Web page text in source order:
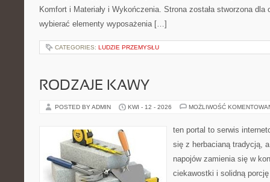
Komfort i Materiały i Wykończenia. Strona została stworzona
wybierać elementy wyposażenia […]
CATEGORIES: LUDZIE PRZEMYSŁU
RODZAJE KAWY
POSTED BY ADMIN KWI - 12 - 2026 MOŻLIWOŚĆ
ten portal to serwis
się z herbacianą tradycją,
napojów zamienia się w
ciekawostki i solidną